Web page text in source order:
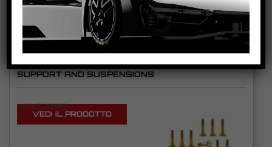
4860-1-
14841/4842/4843/4844/4845/4859/4841BLACK/4842BLACK/4
844BLACK/4859BLACK
RACING METRIC SCREWS FOR BODY, MOTOR
SUPPORT AND SUSPENSIONS
VEDI TUTORIAL
VEDI IL PRODOTTO